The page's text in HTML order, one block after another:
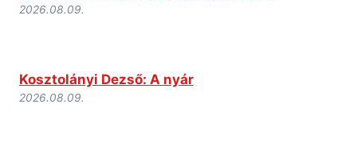
2026.08.09.
Kosztolányi Dezső: A nyár
2026.08.09.